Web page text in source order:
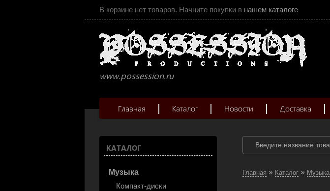
В корзине нет товаров. Начните покупки в нашем каталоге
www.possession.ru
Главная Каталог Новости Доставка
КАТАЛОГ
Музыка
Компакт-диски
Главная » Каталог » Музыка